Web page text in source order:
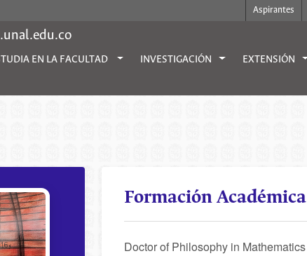
Aspirantes
EN LA FACULTAD INVESTIGACIÓN EXTENSIÓN
Formación Académica
Doctor of Philosophy in Mathematics